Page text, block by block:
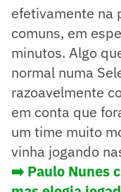
efetivamente na
comuns, em
minutos. Algo
normal numa
razoavelmente
em conta que
um time muito
vinha jogando
➡️ Paulo Nunes